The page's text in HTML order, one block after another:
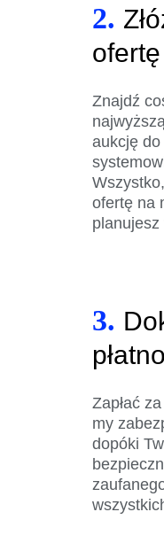
2.
ofertę
Znajdź
aukcję
ofertę na
planujesz
3.
Zapłać
my
dopóki